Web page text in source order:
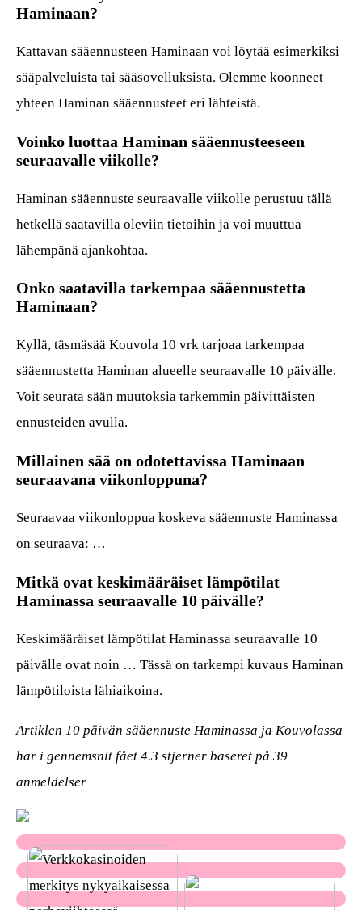
Haminaan?
Kattavan sääennusteen Haminaan voi löytää esimerkiksi
sääpalveluista tai sääsovelluksista. Olemme koonneet
yhteen Haminan sääennusteet eri lähteistä.
Voinko luottaa Haminan sääennusteeseen
seuraavalle viikolle?
Haminan sääennuste seuraavalle viikolle perustuu tällä
hetkellä saatavilla oleviin tietoihin ja voi muuttua
lähempänä ajankohtaa.
Onko saatavilla tarkempaa sääennustetta
Haminaan?
Kyllä, täsmäsää Kouvola 10 vrk tarjoaa tarkempaa
sääennustetta Haminan alueelle seuraavalle 10 päivälle.
Voit seurata sään muutoksia tarkemmin päivittäisten
ennusteiden avulla.
Millainen sää on odotettavissa Haminaan
seuraavana viikonloppuna?
Seuraavaa viikonloppua koskeva sääennuste Haminassa
on seuraava: …
Mitkä ovat keskimääräiset lämpötilat
Haminassa seuraavalle 10 päivälle?
Keskimääräiset lämpötilat Haminassa seuraavalle 10
päivälle ovat noin … Tässä on tarkempi kuvaus Haminan
lämpötiloista lähiaikoina.
Artiklen 10 päivän sääennuste Haminassa ja Kouvolassa
har i gennemsnit fået 4.3 stjerner baseret på 39
anmeldelser